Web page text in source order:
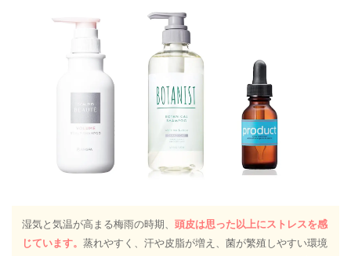
湿気と気温が高まる梅雨の時期、 頭皮は思った以上にストレスを感
じています。 蒸れやすく、汗や皮脂が増え、菌が繁殖しやすい環境